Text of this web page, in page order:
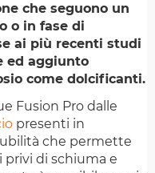
che seguono un
o in fase di
ai più recenti studi
ed aggiunto
come dolcificanti.
Fusion Pro dalle
presenti in
che permette
privi di schiuma e